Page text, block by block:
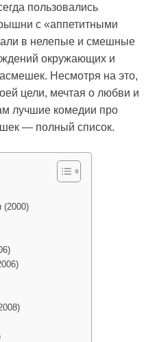
пользовались
с «аппетитными
в нелепые и смешные
окружающих и
Несмотря на это,
цели, мечтая о любви и
лучшие комедии про
— полный список.
(2000)